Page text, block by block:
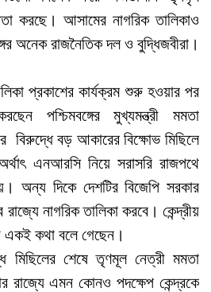
করছে। আসামের নাগরিক তালিকাও
অনেক রাজনৈতিক দল ও বুদ্ধিজবীরা।
প্রকাশের কার্যক্রম শুরু হওয়ার পর
পশ্চিমবঙ্গের মুখ্যমন্ত্রী মমতা
বিরুদ্ধে বড় আকারের বিক্ষোভ মিছিলে
এনআরসি নিয়ে সরাসরি রাজপথে
অন্য দিকে দেশটির বিজেপি সরকার
রাজ্যে নাগরিক তালিকা করবে। কেন্দ্রীয়
একই কথা বলে গেছেন।
মিছিলের শেষে তৃণমূল নেত্রী মমতা
রাজ্যে এমন কোনও পদক্ষেপ কেন্দ্রকে